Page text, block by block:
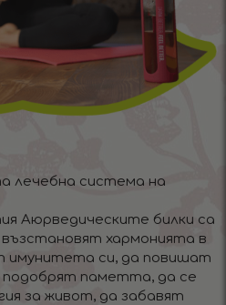
лечебна система на
Аюрведическите билки са
хармонията в
имунитета си, да повишат
подобрят паметта, да се
за живот, да забавят